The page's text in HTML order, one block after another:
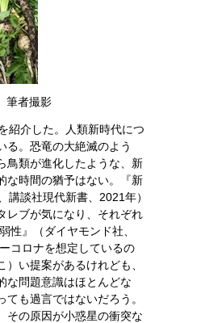
筆者撮影
紹介した。人類新時代につ
る。恐竜の大絶滅のよう
鳥類が進化したような、新
な時間の猶予はない。『新
講談社現代新書、2021年）
レブが気になり、それぞれ
性』（ダイヤモンド社、
コロナを想定しているの
い提案があるけれども、
な問題意識はほとんどな
も過言ではないだろう。
その原因が小惑星の衝突な